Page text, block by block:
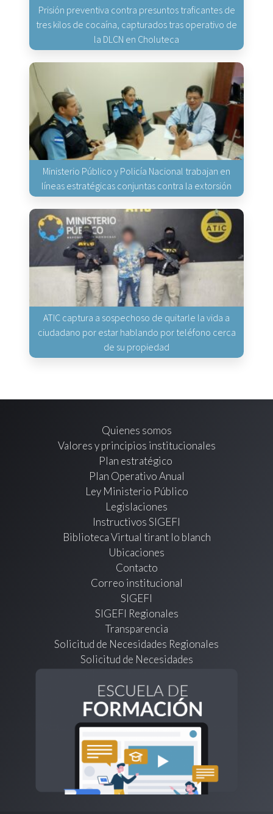
Prisión preventiva contra presuntos traficantes de
tres kilos de cocaína, capturados tras operativo de
la DLCN en Choluteca
Ministerio Público y Policía Nacional trabajan en
líneas estratégicas conjuntas contra la extorsión
ATIC captura a sospechoso de quitarle la vida a
ciudadano por estar hablando por teléfono cerca
de su propiedad
Quienes somos
Valores y principios institucionales
Plan estratégico
Plan Operativo Anual
Ley Ministerio Público
Legislaciones
Instructivos SIGEFI
Biblioteca Virtual tirant lo blanch
Ubicaciones
Contacto
Correo institucional
SIGEFI
SIGEFI Regionales
Transparencia
Solicitud de Necesidades Regionales
Solicitud de Necesidades